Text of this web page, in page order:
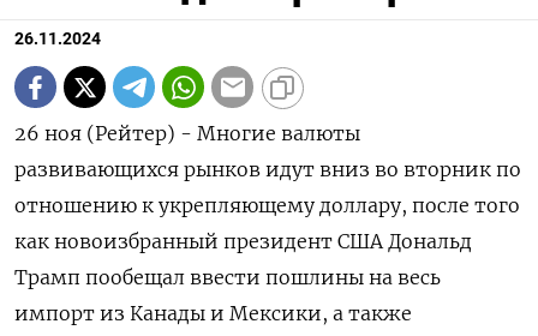
26.11.2024
26 ноя (Рейтер) - Многие валюты
развивающихся рынков идут вниз во вторник по
отношению к укрепляющему доллару, после того
как новоизбранный президент США Дональд
Трамп пообещал ввести пошлины на весь
импорт из Канады и Мексики, а также